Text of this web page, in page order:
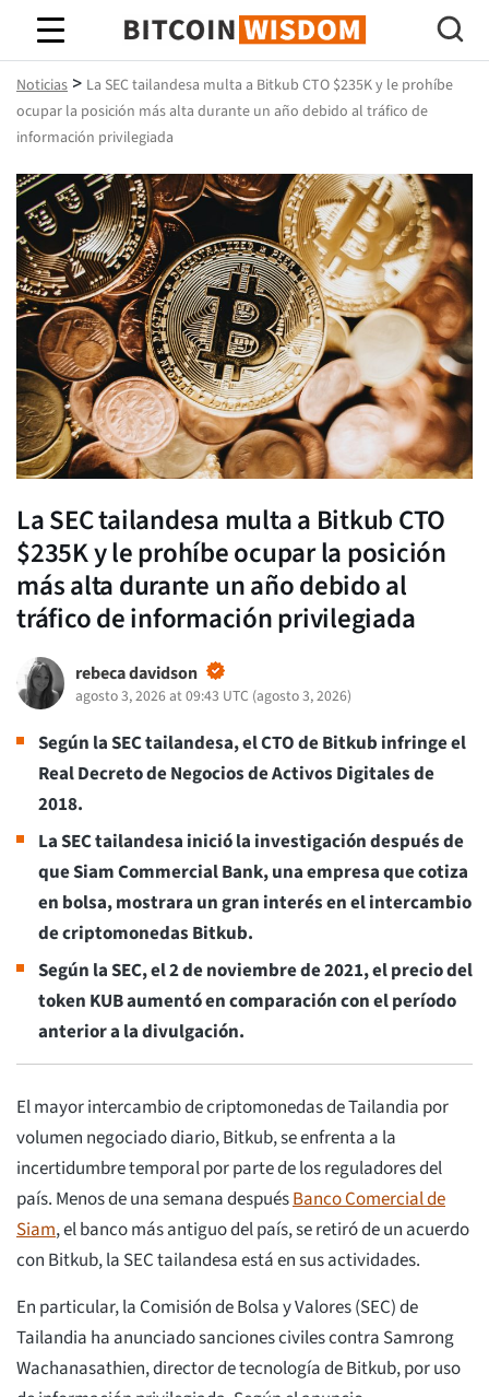
Sabiduría de Bitcoin
Noticias > La SEC tailandesa multa a Bitkub CTO $235K y le prohíbe
ocupar la posición más alta durante un año debido al tráfico de
información privilegiada
La SEC tailandesa multa a Bitkub CTO
$235K y le prohíbe ocupar la posición
más alta durante un año debido al
tráfico de información privilegiada
rebeca davidson
agosto 3, 2026 at 09:43 UTC (agosto 3, 2026)
Según la SEC tailandesa, el CTO de Bitkub infringe el
Real Decreto de Negocios de Activos Digitales de
2018.
La SEC tailandesa inició la investigación después de
que Siam Commercial Bank, una empresa que cotiza
en bolsa, mostrara un gran interés en el intercambio
de criptomonedas Bitkub.
Según la SEC, el 2 de noviembre de 2021, el precio del
token KUB aumentó en comparación con el período
anterior a la divulgación.
El mayor intercambio de criptomonedas de Tailandia por
volumen negociado diario, Bitkub, se enfrenta a la
incertidumbre temporal por parte de los reguladores del
país. Menos de una semana despuésBanco Comercial de
Siam, el banco más antiguo del país, se retiró de un acuerdo
con Bitkub, la SEC tailandesa está en sus actividades.
En particular, la Comisión de Bolsa y Valores (SEC) de
Tailandia ha anunciado sanciones civiles contra Samrong
Wachanasathien, director de tecnología de Bitkub, por uso